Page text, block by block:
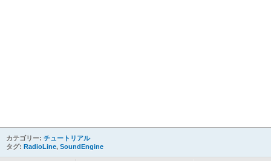
カテゴリー: チュートリアル
タグ: RadioLine, SoundEngine